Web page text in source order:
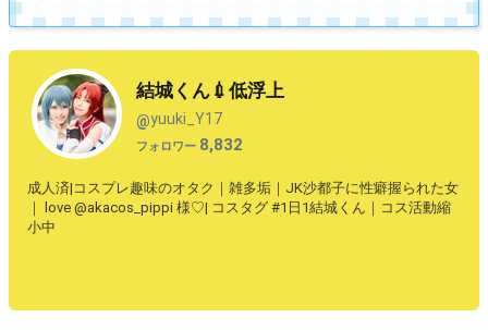
結城くん💉低浮上
@yuuki_Y17
フォロワー 8,832
成人済|コスプレ趣味のオタク｜雑多垢｜JK沙都子に性癖握られた女
｜ love @akacos_pippi 様♡| コスタグ #1日1結城くん｜コス活動縮
小中